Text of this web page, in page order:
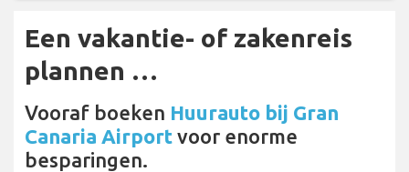
Een vakantie- of zakenreis
plannen …
Vooraf boeken Huurauto bij Gran
Canaria Airport voor enorme
besparingen.